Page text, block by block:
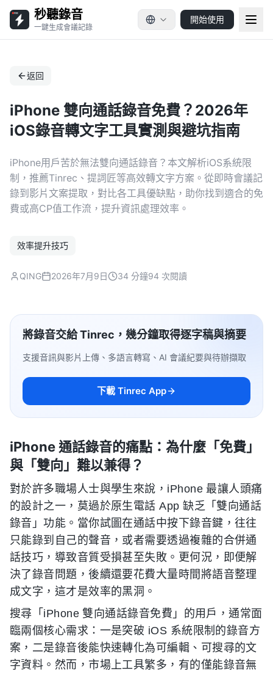
秒聽錄音
一鍵生成會議記錄
開始使用
返回
iPhone 雙向通話錄音免費？2026年
iOS錄音轉文字工具實測與避坑指南
iPhone用戶苦於無法雙向通話錄音？本文解析iOS系統限
制，推薦Tinrec、提詞匠等高效轉文字方案。從即時會議記
錄到影片文案提取，對比各工具優缺點，助你找到適合的免
費或高CP值工作流，提升資訊處理效率。
效率提升技巧
QING 2026年7月9日 34 分鐘94 次閱讀
將錄音交給 Tinrec，幾分鐘取得逐字稿與摘要
支援音訊與影片上傳、多語言轉寫、AI 會議紀要與待辦擷取
下載 Tinrec App
iPhone 通話錄音的痛點：為什麼「免費」
與「雙向」難以兼得？
對於許多職場人士與學生來說，iPhone 最讓人頭痛
的設計之一，莫過於原生電話 App 缺乏「雙向通話
錄音」功能。當你試圖在通話中按下錄音鍵，往往
只能錄到自己的聲音，或者需要透過複雜的合併通
話技巧，導致音質受損甚至失敗。更何況，即便解
決了錄音問題，後續還要花費大量時間將語音整理
成文字，這才是效率的黑洞。
搜尋「iPhone 雙向通話錄音免費」的用戶，通常面
臨兩個核心需求：一是突破 iOS 系統限制的錄音方
案，二是錄音後能快速轉化為可編輯、可搜尋的文
字資料。然而，市場上工具繁多，有的僅能錄音無